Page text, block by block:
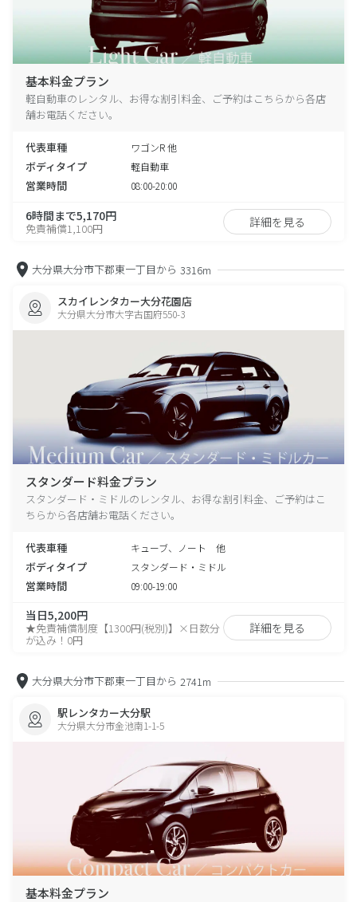
基本料金プラン
軽自動車のレンタル、お得な割引料金、ご予約はこちらから各店
舗お電話ください。
代表車種 ワゴンR 他
ボディタイプ 軽自動車
営業時間 08:00-20:00
6時間まで5,170円
免責補償1,100円 詳細を見る
大分県大分市下郡東一丁目から 3316m
スカイレンタカー大分花園店
大分県大分市大字古国府550-3
スタンダード料金プラン
スタンダード・ミドルのレンタル、お得な割引料金、ご予約はこ
ちらから各店舗お電話ください。
代表車種 キューブ、ノート 他
ボディタイプ スタンダード・ミドル
営業時間 09:00-19:00
当日5,200円
★免責補償制度【1300円(税別)】×日数分
が込み！0円
詳細を見る
大分県大分市下郡東一丁目から 2741m
駅レンタカー大分駅
大分県大分市金池南1-1-5
基本料金プラン